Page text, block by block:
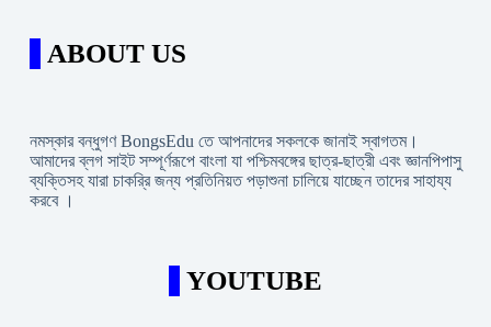
ABOUT US
নমস্কার বন্ধুগণ BongsEdu তে আপনাদের সকলকে জানাই স্বাগতম।
আমাদের ব্লগ সাইট সম্পূর্ণরূপে বাংলা যা পশ্চিমবঙ্গের ছাত্র-ছাত্রী এবং জ্ঞানপিপাসু
ব্যক্তিসহ যারা চাকরি্র জন্য প্রতিনিয়ত পড়াশুনা চালিয়ে যাচ্ছেন তাদের সাহায্য
করবে ।
YOUTUBE